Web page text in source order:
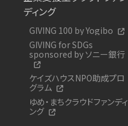
ディング
GIVING 100 by Yogibo
GIVING for SDGs
sponsored by ソニー銀行
ケイズハウスNPO助成プロ
グラム
ゆめ・まちクラウドファンディ
ング